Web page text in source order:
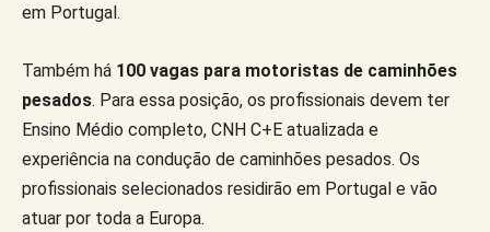
em Portugal.
Também há 100 vagas para motoristas de caminhões
pesados. Para essa posição, os profissionais devem ter
Ensino Médio completo, CNH C+E atualizada e
experiência na condução de caminhões pesados. Os
profissionais selecionados residirão em Portugal e vão
atuar por toda a Europa.